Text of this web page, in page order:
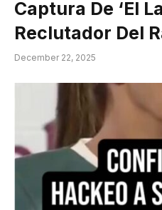
Captura De ‘El
Reclutador Del
December 22, 2025